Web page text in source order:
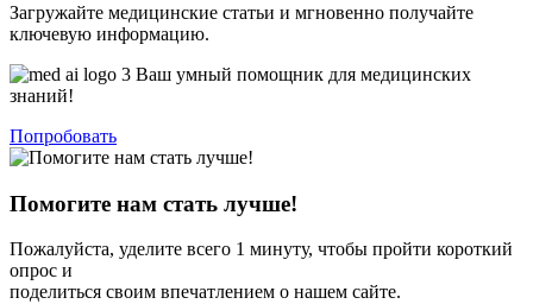
Загружайте медицинские статьи и мгновенно получайте
ключевую информацию.
Ваш умный помощник для медицинских
знаний!
Попробовать
Помогите нам стать лучше!
Пожалуйста, уделите всего 1 минуту, чтобы пройти короткий
опрос и
поделиться своим впечатлением о нашем сайте.